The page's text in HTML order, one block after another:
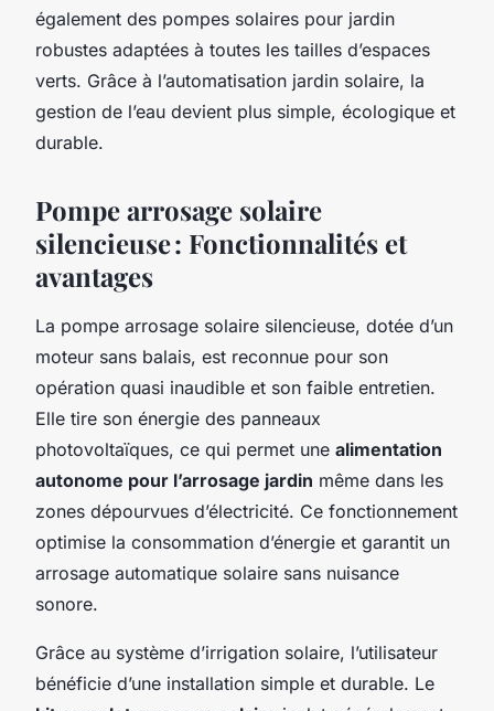
également des pompes solaires pour jardin
robustes adaptées à toutes les tailles d’espaces
verts. Grâce à l’automatisation jardin solaire, la
gestion de l’eau devient plus simple, écologique et
durable.
Pompe arrosage solaire
silencieuse : Fonctionnalités et
avantages
La pompe arrosage solaire silencieuse, dotée d’un
moteur sans balais, est reconnue pour son
opération quasi inaudible et son faible entretien.
Elle tire son énergie des panneaux
photovoltaïques, ce qui permet une alimentation
autonome pour l’arrosage jardin même dans les
zones dépourvues d’électricité. Ce fonctionnement
optimise la consommation d’énergie et garantit un
arrosage automatique solaire sans nuisance
sonore.
Grâce au système d’irrigation solaire, l’utilisateur
bénéficie d’une installation simple et durable. Le